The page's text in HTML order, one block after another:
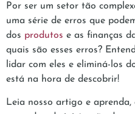
Por ser um setor tão
uma série de erros que
dos produtos e as finanças
quais são esses erros?
lidar com eles e eliminá-los
está na hora de descobrir!
Leia nosso artigo e aprenda,